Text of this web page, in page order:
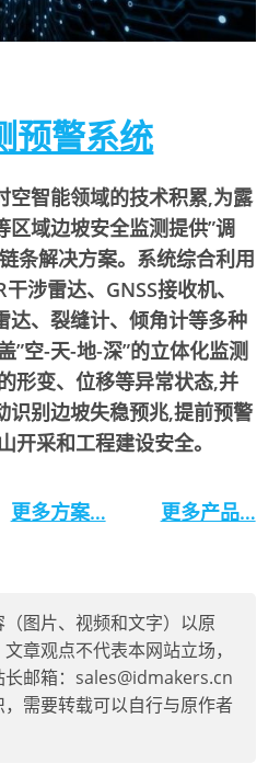
预警系统
空智能领域的技术积累,为露
区域边坡安全监测提供”调
条解决方案。系统综合利用
涉雷达、GNSS接收机、
达、裂缝计、倾角计等多种
”空-天-地-深”的立体化监测
形变、位移等异常状态,并
识别边坡失稳预兆,提前预警
开采和工程建设安全。
更多方案… 更多产品…
图片、视频和文字）以原
章观点不代表本网站立场，
邮箱：sales@idmakers.cn
需要转载可以自行与原作者